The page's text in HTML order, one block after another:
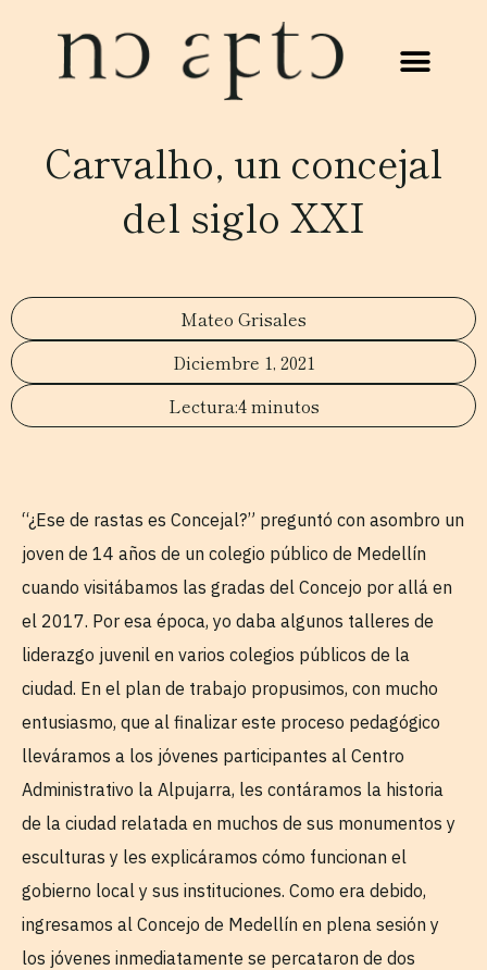
Carvalho, un concejal
del siglo XXI
Mateo Grisales
Diciembre 1, 2021
4 minutos
“¿Ese de rastas es Concejal?” preguntó con asombro un
joven de 14 años de un colegio público de Medellín
cuando visitábamos las gradas del Concejo por allá en
el 2017. Por esa época, yo daba algunos talleres de
liderazgo juvenil en varios colegios públicos de la
ciudad. En el plan de trabajo propusimos, con mucho
entusiasmo, que al finalizar este proceso pedagógico
lleváramos a los jóvenes participantes al Centro
Administrativo la Alpujarra, les contáramos la historia
de la ciudad relatada en muchos de sus monumentos y
esculturas y les explicáramos cómo funcionan el
gobierno local y sus instituciones. Como era debido,
ingresamos al Concejo de Medellín en plena sesión y
los jóvenes inmediatamente se percataron de dos